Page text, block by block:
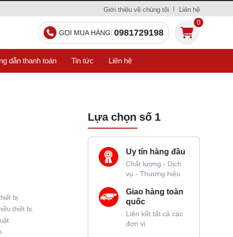
Giới thiệu về chúng tôi Liên hệ
GỌI MUA HÀNG: 0981729198
0
dẫn thanh toán Tin tức Liên hệ
bị.
thiết bị.
Lựa chọn số 1
Uy tín hàng đầu
Chất lượng - Dịch
vụ - Thương hiệu
Giao hàng toàn
quốc
Liên kết tất cả các
đơn vị